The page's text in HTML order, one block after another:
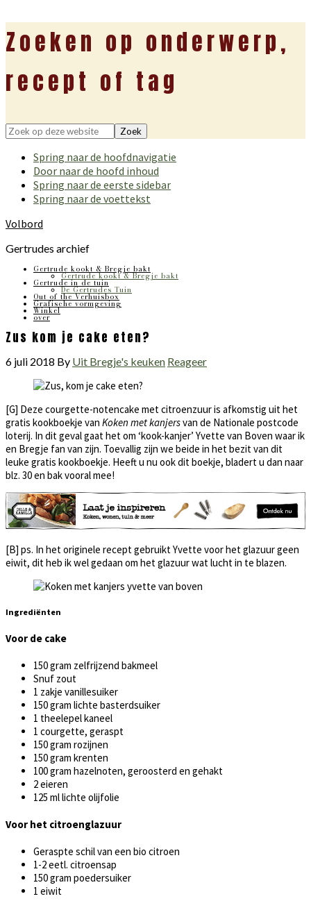
Zoeken op onderwerp,
recept of tag
Zoek
deze
website
Spring naar de hoofdnavigatie
Door naar de hoofd inhoud
Spring naar de eerste sidebar
Spring naar de voettekst
Volbord
Gertrudes archief
Gertrude kookt & Bregje bakt
Gertrude kookt & Bregje bakt
Gertrude in de tuin
De Gertrudes Tuin
Out of the Verhuisbox
Grafische vormgeving
Winkel
over
Zus kom je cake eten?
6 juli 2018 By Uit Bregje's keuken Reageer
[G] Deze courgette-notencake met citroenzuur is afkomstig uit het
gratis kookboekje van Koken met kanjersvan de Nationale postcode
loterij. In dit geval gaat het om ‘kook-kanjer’ Yvette van Boven waar ik
en Bregje fan van zijn. Toevallig zijn we beide in het bezit van dit
leuke gratis kookboekje. Heeft u nu ook dit boekje, bladert u dan naar
blz. 30 en bak vooral mee!
[B] ps. In het originele recept gebruikt Yvette voor het glazuur geen
eiwit, dit heb ik wel gedaan om het glazuur wat lucht in te blazen.
Ingrediënten
Voor de cake
150 gram zelfrijzend bakmeel
Snuf zout
1 zakje vanillesuiker
150 gram lichte basterdsuiker
1 theelepel kaneel
1 courgette, geraspt
150 gram rozijnen
150 gram krenten
100 gram hazelnoten, geroosterd en gehakt
2 eieren
125 ml lichte olijfolie
Voor het citroenglazuur
Geraspte schil van een bio citroen
1-2 eetl. citroensap
150 gram poedersuiker
1 eiwit